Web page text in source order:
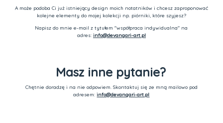
A może podoba Ci już istniejący design moich notatników i chcesz zaproponować
kolejne elementy do mojej kolekcji np. piórniki, które szyjesz?
Napisz do mnie e-mail z tytułem "współpraca indywidualna" na
adres: info@devangari-art.pl
Masz inne pytanie?
Chętnie doradzę i na nie odpowiem. Skontaktuj się ze mną mailowo pod
adresem:info@devangari-art.pl